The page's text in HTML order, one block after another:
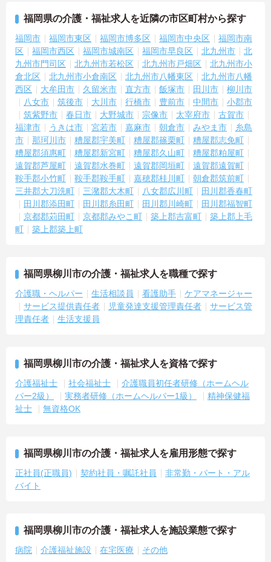
福岡県の介護・福祉求人を近隣の市区町村から探す
福岡市 福岡市東区 福岡市博多区 福岡市中央区
福岡市南
区
福岡市西区 福岡市城南区 福岡市早良区 北九州市
北
九州市門司区
北九州市若松区 北九州市戸畑区
北九州市小
倉北区
北九州市小倉南区 北九州市八幡東区
北九州市八幡
西区
大牟田市 久留米市 直方市 飯塚市 田川市
柳川市
八女市
筑後市 大川市 行橋市 豊前市 中間市
小郡市
筑紫野市
春日市 大野城市 宗像市 太宰府市
古賀市
福津市
うきは市 宮若市 嘉麻市 朝倉市 みやま市
糸島
市
那珂川市 糟屋郡宇美町 糟屋郡篠栗町
糟屋郡志免町
糟屋郡須惠町
糟屋郡新宮町 糟屋郡久山町
糟屋郡粕屋町
遠賀郡芦屋町
遠賀郡水巻町 遠賀郡岡垣町
遠賀郡遠賀町
鞍手郡小竹町
鞍手郡鞍手町 嘉穂郡桂川町
朝倉郡筑前町
三井郡大刀洗町
三潴郡大木町 八女郡広川町
田川郡香春町
田川郡添田町
田川郡糸田町 田川郡川崎町
田川郡福智町
京都郡苅田町
京都郡みやこ町 築上郡吉富町
築上郡上毛
町
築上郡築上町
福岡県柳川市の介護・福祉求人を職種で探す
介護職・ヘルパー 生活相談員 看護助手
ケアマネージャー
サービス提供責任者
児童発達支援管理責任者
サービス管
理責任者
生活支援員
福岡県柳川市の介護・福祉求人を資格で探す
介護福祉士 社会福祉士
介護職員初任者研修（ホームヘル
パー2級）
実務者研修（ホームヘルパー1級）
精神保健福
祉士
無資格OK
福岡県柳川市の介護・福祉求人を雇用形態で探す
正社員(正職員) 契約社員・嘱託社員
非常勤・パート・アル
バイト
福岡県柳川市の介護・福祉求人を施設業態で探す
病院 介護福祉施設 在宅医療 その他